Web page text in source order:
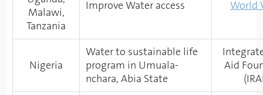
Malawi,
Tanzania
Improve Water access World
Nigeria
Water to sustainable life
program in Umuala-
nchara, Abia State
Aid